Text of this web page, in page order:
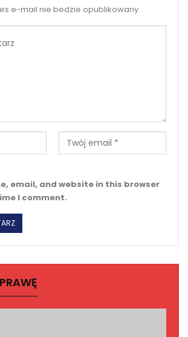
e-mail nie bedzie opublikowany.
email, and website in this browser
I comment.